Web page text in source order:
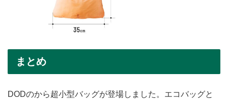
まとめ
DODのから超小型バッグが登場しました。エコバッグと